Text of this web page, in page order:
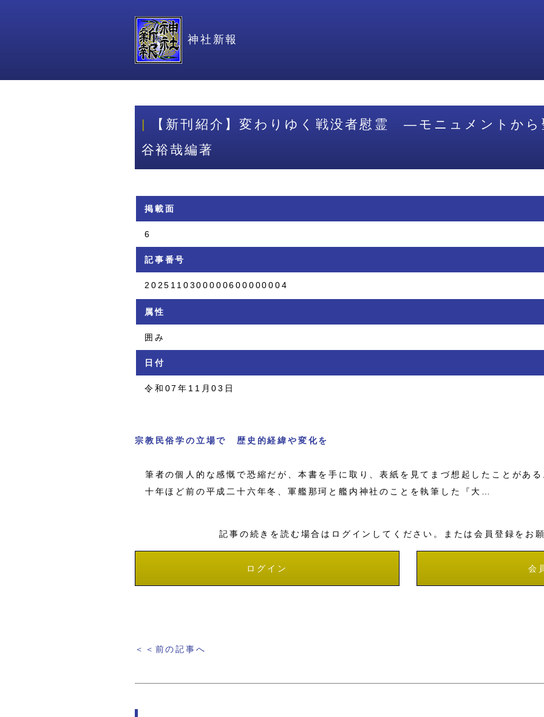
神社新報
【新刊紹介】変わりゆく戦没者慰霊 ―モニュメントか
谷裕哉編著
掲載面
6
記事番号
2025110300000600000004
属性
囲み
日付
令和07年11月03日
宗教民俗学の立場で 歴史的経緯や変化を
筆者の個人的な感慨で恐縮だが、本書を手に取り、表紙を見てまづ想起したことがあ
十年ほど前の平成二十六年冬、軍艦那珂と艦内神社のことを執筆した『大…
記事の続きを読む場合はログインしてください。または会員登録をお
ログイン 会
＜＜前の記事へ